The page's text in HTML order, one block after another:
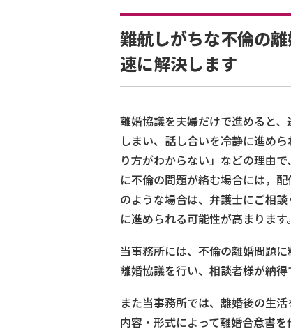
難航しがちな不倫の
速に解決します
離婚協議を夫婦だけで進めると
しまい、話し合いを冷静に進め
り方がわからない」などの理由
に不倫の問題が絡む場合には，
のような場合は、弁護士にご相
に進められる可能性が高まります。
当事務所には、不倫の離婚問題
離婚協議を行い、相談者様が納得
また当事務所では、離婚後の生
内容・形式によって離婚合意書